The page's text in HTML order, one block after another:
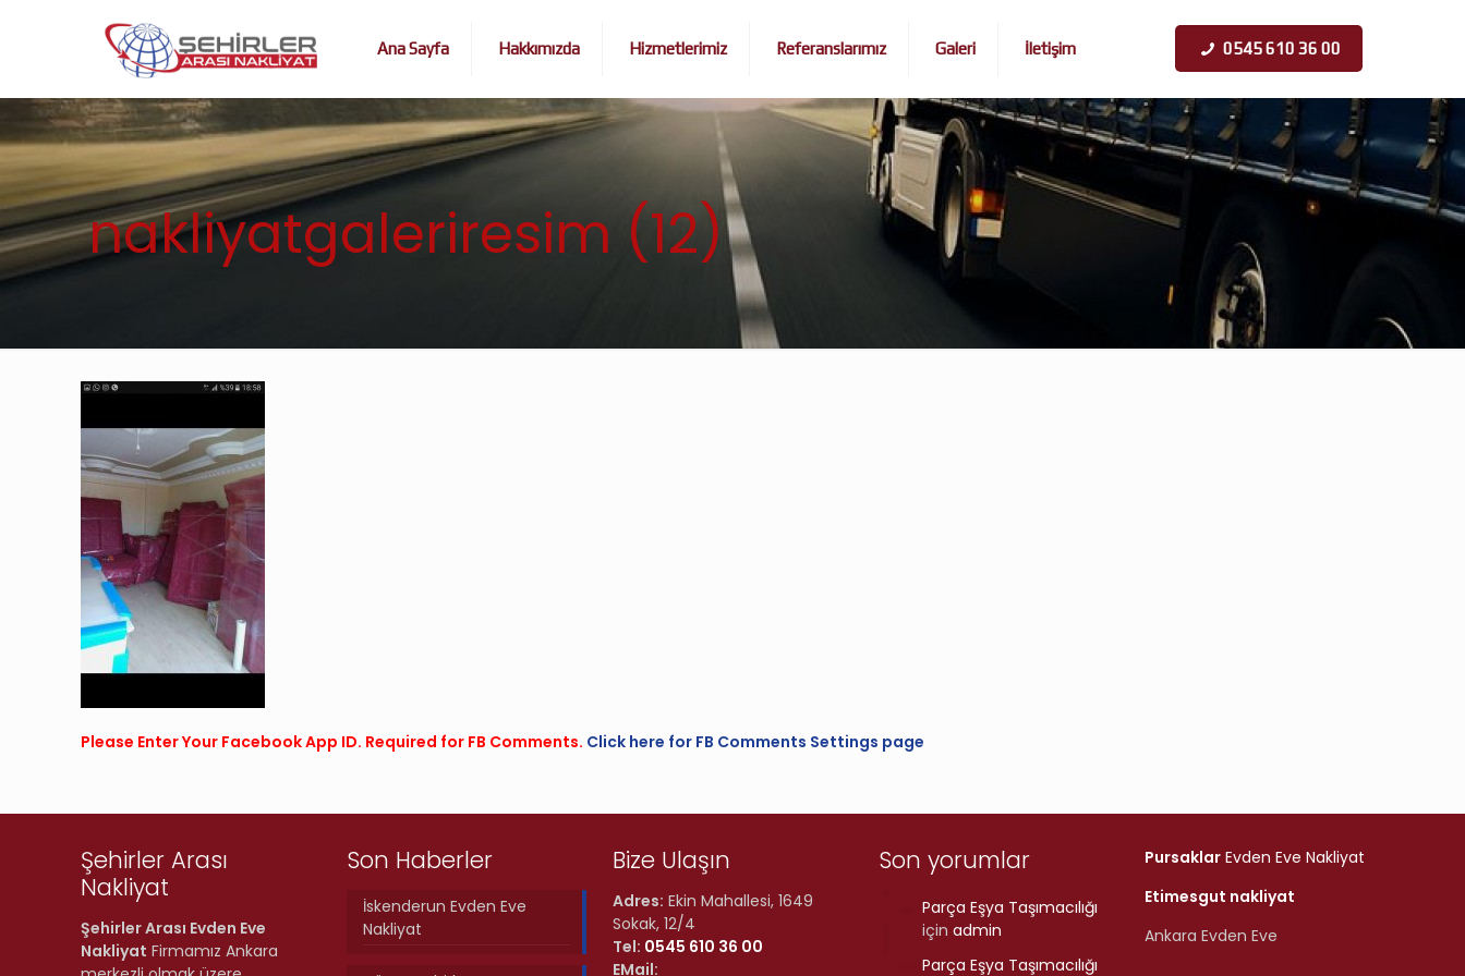
Ana Sayfa Hakkımızda Hizmetlerimiz Referanslarımız Galeri İletişim 0545 610 36 00
nakliyatgaleriresim (12)
Please Enter Your Facebook App ID. Required for FB Comments. Click here for FB Comments Settings page
Şehirler Arası
Nakliyat
Şehirler Arası Evden Eve
Nakliyat Firmamız Ankara
Son Haberler
İskenderun Evden Eve
Nakliyat
Bize Ulaşın
Adres: Ekin Mahallesi, 1649
Sokak, 12/4
Tel: 0545 610 36 00
EMail:
Son yorumlar
Parça Eşya Taşımacılığı
içinadmin
Parça Eşya Taşımacılığı
Pursaklar Evden Eve Nakliyat
Etimesgut nakliyat
Ankara Evden Eve